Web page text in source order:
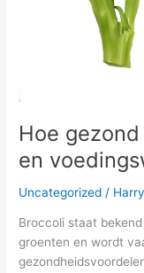
Hoe
en
Uncategorized / Harry
Broccoli staat
groenten en wordt
voedingswaarde